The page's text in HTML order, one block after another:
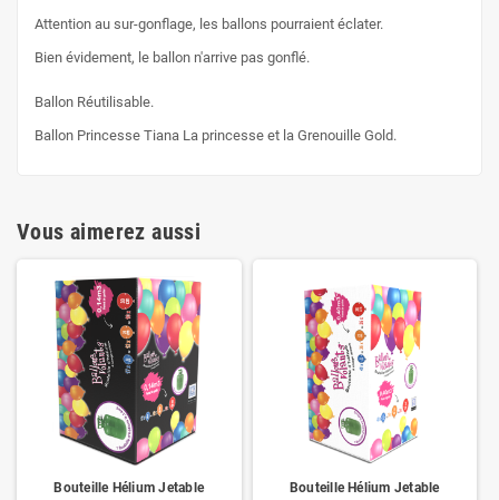
Attention au sur-gonflage, les ballons pourraient éclater.
Bien évidement, le ballon n'arrive pas gonflé.
Ballon Réutilisable.
Ballon Princesse Tiana La princesse et la Grenouille Gold.
Vous aimerez aussi
Bouteille Hélium Jetable
Bouteille Hélium Jetable